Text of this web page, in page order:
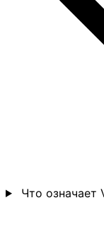
Что означает